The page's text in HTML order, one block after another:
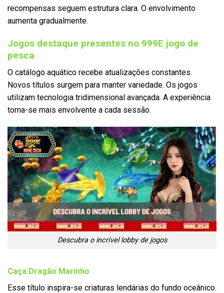
recompensas seguem estrutura clara. O envolvimento
aumenta gradualmente.
Jogos destaque presentes no 999E jogo de
pesca
O catálogo aquático recebe atualizações constantes.
Novos títulos surgem para manter variedade. Os jogos
utilizam tecnologia tridimensional avançada. A experiência
torna-se mais envolvente a cada sessão.
Descubra o incrível lobby de jogos
Caça Dragão Marinho
Esse título inspira-se criaturas lendárias do fundo oceânico.